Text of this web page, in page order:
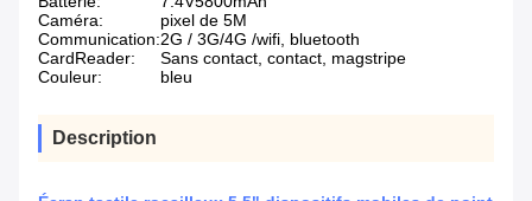
Caméra:
pixel de 5M
Communication:2G / 3G/4G /wifi, bluetooth
CardReader:
Sans contact, contact, magstripe
Couleur:
bleu
Description